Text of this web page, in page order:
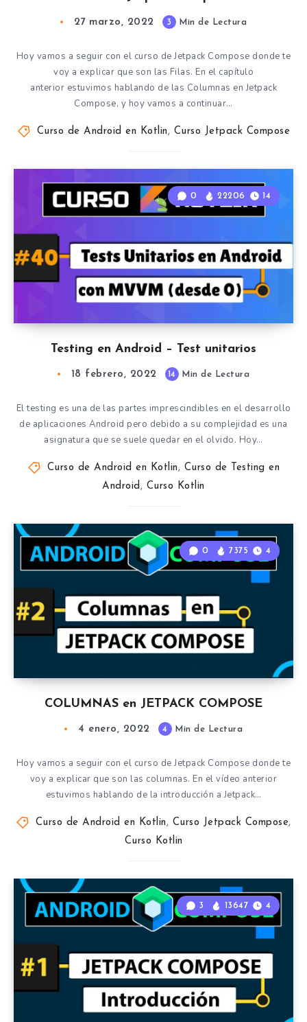
27 marzo, 2022 3 Min de Lectura
Hoy vamos a seguir con el curso de Jetpack Compose donde te
voy a explicar que son las Filas. En el capítulo
anterior estuvimos hablando de las Columnas en Jetpack
Compose, y hoy vamos a continuar…
Curso de Android en Kotlin, Curso Jetpack Compose
Testing en Android – Test unitarios
0 22206 14
18 febrero, 2022 14 Min de Lectura
El testing es una de las partes imprescindibles en el desarrollo
de aplicaciones Android pero debido a su complejidad es una
asignatura que se suele quedar en el olvido. Hoy…
Curso de Android en Kotlin, Curso de Testing en
Android, Curso Kotlin
COLUMNAS en JETPACK COMPOSE
0 7375 4
4 enero, 2022 4 Min de Lectura
Hoy vamos a seguir con el curso de Jetpack Compose donde te
voy a explicar que son las columnas. En el vídeo anterior
estuvimos hablando de la introducción a Jetpack…
Curso de Android en Kotlin, Curso Jetpack Compose,
Curso Kotlin
3 13647 4